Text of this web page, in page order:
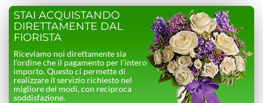
STAI ACQUISTANDO
DIRETTAMENTE DAL
FIORISTA
Riceviamo noi direttamente sia
l’ordine che il pagamento per l’intero
importo. Questo ci permette di
realizzare il servizio richiesto nel
migliore dei modi, con reciproca
soddisfazione.